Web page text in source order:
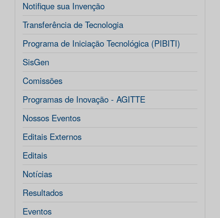
Notifique sua Invenção
Transferência de Tecnologia
Programa de Iniciação Tecnológica (PIBITI)
SisGen
Comissões
Programas de Inovação - AGITTE
Nossos Eventos
Editais Externos
Editais
Notícias
Resultados
Eventos